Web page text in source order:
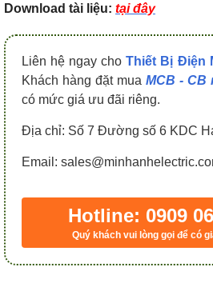
Download tài liệu: tại đây
Liên hệ ngay choThiết Bị Điện
Khách hàng đặt mua MCB - CB
có mức giá ưu đãi riêng.
Địa chỉ: Số 7 Đường số 6 KDC
Email:
Hotline: 0909
Quý khách vui lòng gọi để có